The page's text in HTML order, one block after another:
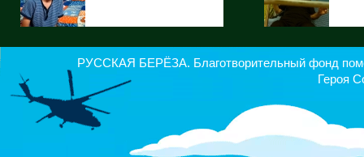
РУССКАЯ БЕРЁЗА. Благотворительный фонд
Героя